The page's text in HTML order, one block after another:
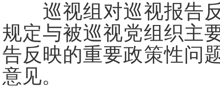
巡视组对巡视报告反
规定与被巡视党组织主
告反映的重要政策性问
意见。